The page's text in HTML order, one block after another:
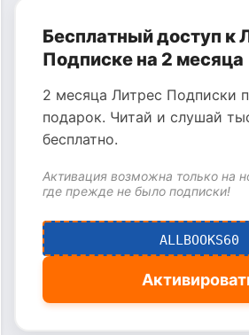
Бесплатный доступ к
Подписке на 2 месяца
2 месяца Литрес Подписки
подарок. Читай и слушай
бесплатно.
Активация возможна только на
где прежде не было подписки!
ALLBOOKS60